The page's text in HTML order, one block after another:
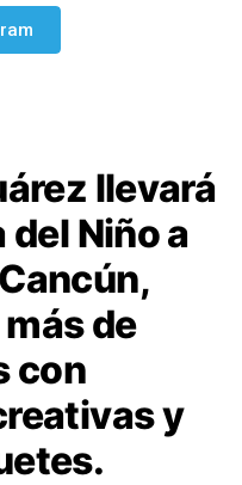
llevará
Niño a
de
con
y